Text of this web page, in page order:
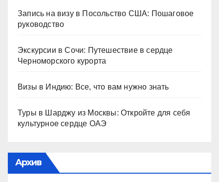
Запись на визу в Посольство США: Пошаговое
руководство
Экскурсии в Сочи: Путешествие в сердце
Черноморского курорта
Визы в Индию: Все, что вам нужно знать
Туры в Шарджу из Москвы: Откройте для себя
культурное сердце ОАЭ
Архив